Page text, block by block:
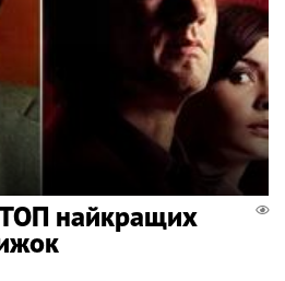
найкращих